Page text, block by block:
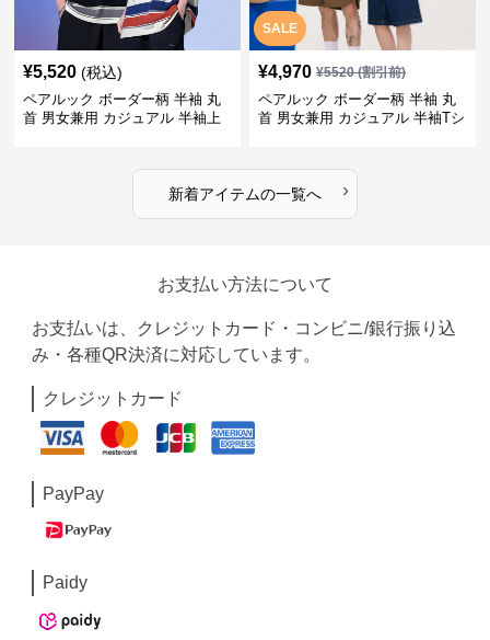
¥5,520 (税込)
ペアルック ボーダー柄 半袖 丸
首 男女兼用 カジュアル 半袖上
SALE
¥4,970 ¥5520(割引前)
ペアルック ボーダー柄 半袖 丸
首 男女兼用 カジュアル 半袖Tシ
新着アイテムの一覧へ ›
お支払い方法について
お支払いは、クレジットカード・コンビニ/銀行振り込
み・各種QR決済に対応しています。
クレジットカード
PayPay
Paidy